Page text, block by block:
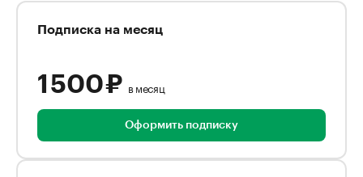
Подписка на месяц
1 500 ₽ в месяц
Оформить подписку